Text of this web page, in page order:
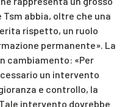
abbia, oltre che una
rispetto, un ruolo
permanente». La
cambiamento: «Per
un intervento
e controllo, la
intervento dovrebbe